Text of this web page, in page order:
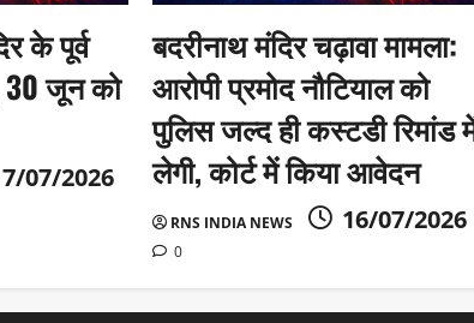
के पूर्व
30 जून को
07/2026
बदरीनाथ मंदिर चढ़ावा मामला:
आरोपी प्रमोद नौटियाल को
पुलिस जल्द ही कस्टडी रिमांड
लेगी, कोर्ट में किया आवेदन
RNS INDIA NEWS 16/07/2026
0